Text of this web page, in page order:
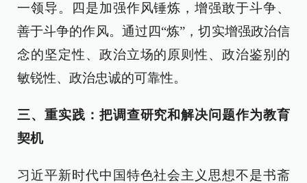
一领导。四是加强作风锤炼，增强敢于斗争、
善于斗争的作风。通过四“炼”，切实增强政治信
念的坚定性、政治立场的原则性、政治鉴别的
敏锐性、政治忠诚的可靠性。
三、重实践：把调查研究和解决问题作为教育
契机
习近平新时代中国特色社会主义思想不是书斋